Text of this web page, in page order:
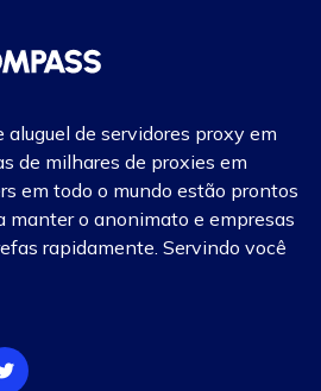
aluguel de servidores proxy em
de milhares de proxies em
em todo o mundo estão prontos
manter o anonimato e empresas
rapidamente. Servindo você